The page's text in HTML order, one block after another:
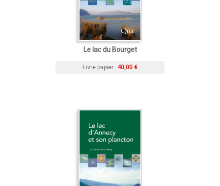
Le lac du Bourget
Livre papier 40,00 €